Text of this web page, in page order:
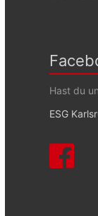
Hast du
ESG